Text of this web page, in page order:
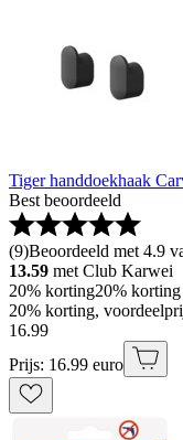
Tiger handdoekhaak
Best beoordeeld
(9)Beoordeeld met 4.9
13.59 met Club Karwei
20% korting20% korting
20% korting,
16.99
Prijs: 16.99 euro